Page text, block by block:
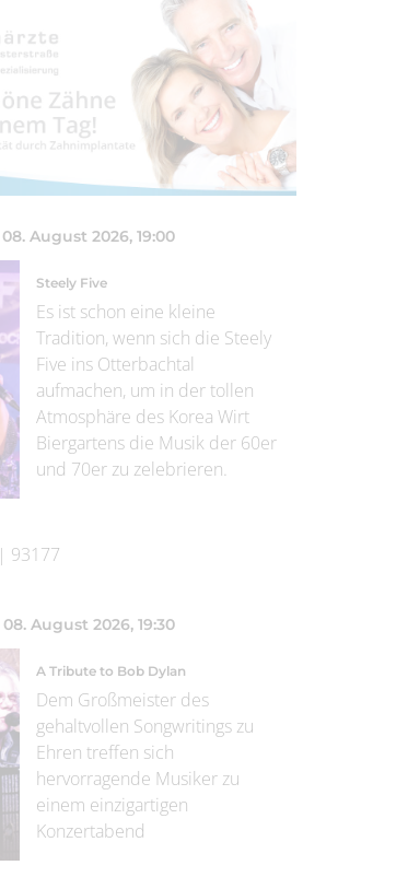
08. August 2026, 19:00
Steely Five
Es ist schon eine kleine
Tradition, wenn sich die Steely
Five ins Otterbachtal
aufmachen, um in der tollen
Atmosphäre des Korea Wirt
Biergartens die Musik der 60er
und 70er zu zelebrieren.
| 93177
08. August 2026, 19:30
A Tribute to Bob Dylan
Dem Großmeister des
gehaltvollen Songwritings zu
Ehren treffen sich
hervorragende Musiker zu
einem einzigartigen
Konzertabend